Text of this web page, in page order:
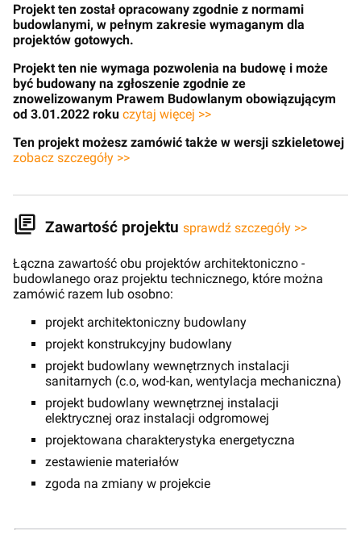
Projekt ten został opracowany zgodnie z normami
budowlanymi, w pełnym zakresie wymaganym dla
projektów gotowych.
Projekt ten nie wymaga pozwolenia na budowę i może
być budowany na zgłoszenie zgodnie ze
znowelizowanym Prawem Budowlanym obowiązującym
od 3.01.2022 roku czytaj więcej >>
Ten projekt możesz zamówić także w wersji szkieletowej
zobacz szczegóły >>
Zawartość projektu sprawdź szczegóły >>
Łączna zawartość obu projektów architektoniczno -
budowlanego oraz projektu technicznego, które można
zamówić razem lub osobno:
projekt architektoniczny budowlany
projekt konstrukcyjny budowlany
projekt budowlany wewnętrznych instalacji
sanitarnych (c.o, wod-kan, wentylacja mechaniczna)
projekt budowlany wewnętrznej instalacji
elektrycznej oraz instalacji odgromowej
projektowana charakterystyka energetyczna
zestawienie materiałów
zgoda na zmiany w projekcie